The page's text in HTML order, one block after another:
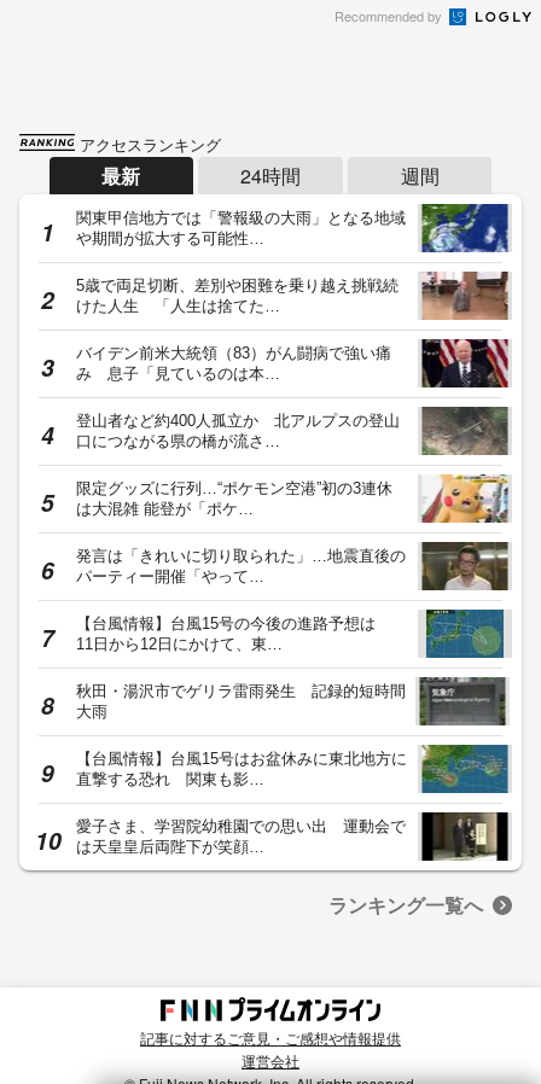
Recommended by
アクセスランキング
最新 24時間 週間
関東甲信地方では「警報級の大雨」となる地域
や期間が拡大する可能性…
5歳で両足切断、差別や困難を乗り越え挑戦続
けた人生 「人生は捨てた…
バイデン前米大統領（83）がん闘病で強い痛
み 息子「見ているのは本…
登山者など約400人孤立か 北アルプスの登山
口につながる県の橋が流さ…
限定グッズに行列…“ポケモン空港”初の3連休
は大混雑 能登が「ポケ…
発言は「きれいに切り取られた」…地震直後の
パーティー開催「やって…
【台風情報】台風15号の今後の進路予想は
11日から12日にかけて、東…
秋田・湯沢市でゲリラ雷雨発生 記録的短時間
大雨
【台風情報】台風15号はお盆休みに東北地方に
直撃する恐れ 関東も影…
愛子さま、学習院幼稚園での思い出 運動会で
は天皇皇后両陛下が笑顔…
ランキング一覧へ
記事に対するご意見・ご感想や情報提供
運営会社